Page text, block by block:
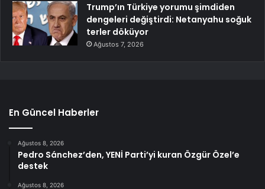
Trump’ın Türkiye yorumu şimdiden
dengeleri değiştirdi: Netanyahu soğuk
terler döküyor
Ağustos 7, 2026
En Güncel Haberler
Ağustos 8, 2026
Pedro Sánchez’den, YENİ Parti’yi kuran Özgür Özel’e
destek
Ağustos 8, 2026